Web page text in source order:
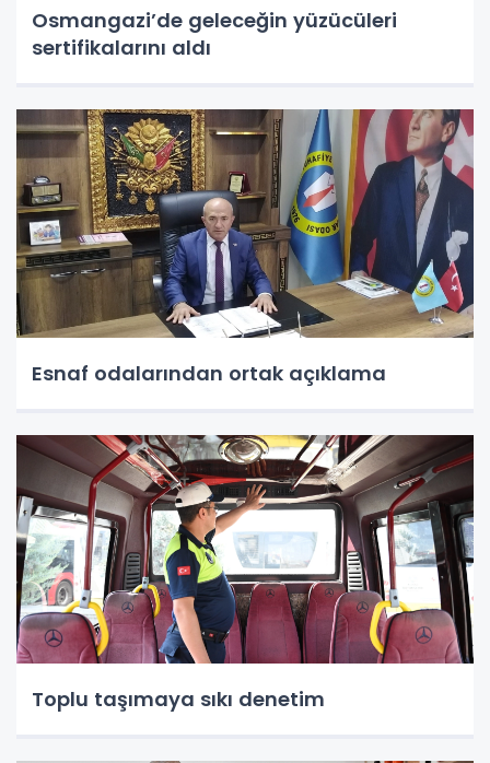
Osmangazi’de geleceğin yüzücüleri
sertifikalarını aldı
Esnaf odalarından ortak açıklama
Toplu taşımaya sıkı denetim